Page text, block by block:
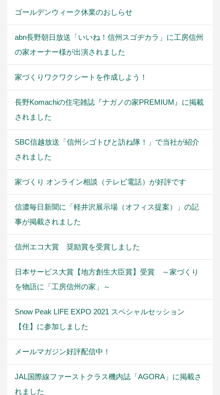
ゴールデンウィーク休業のおしらせ
abn長野朝日放送「いいね！信州スゴヂカラ」に工房信州
の家オーナー様が出演されました
家づくりワクワクシートを作成しよう！
長野Komachiの住宅雑誌『ナガノの家PREMIUM』に掲載
されました
SBC信越放送「信州シゴトびと訪ね隊！」で当社が紹介
されました
家づくり オンライン相談（テレビ電話）が好評です
信濃毎日新聞に「軽井沢展示場（オフィス提案）」の記
事が掲載されました
信州エコ大賞 奨励賞を受賞しました
日本サービス大賞【地方創生大臣賞】受賞 ～家づくり
を物語に「工房信州の家」～
Snow Peak LIFE EXPO 2021 スペシャルセッション
【住】に参加しました
メールマガジン好評配信中！
JAL国際線ファーストクラス機内誌「AGORA」に掲載さ
れました